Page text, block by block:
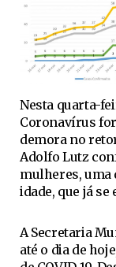
Nesta quarta-
Coronavírus
demora no
Adolfo Lutz
mulheres, uma
idade, que já
A Secretaria
até o dia de